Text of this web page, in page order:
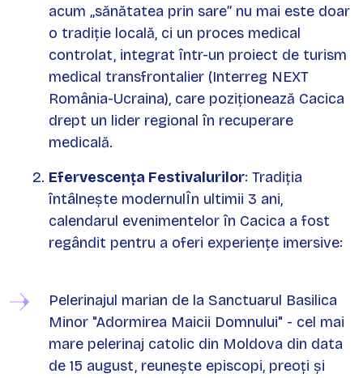
acum „sănătatea prin sare” nu mai este doar
o tradiție locală, ci un proces medical
controlat, integrat într-un proiect de turism
medical transfrontalier (Interreg NEXT
România-Ucraina), care poziționează Cacica
drept un lider regional în recuperare
medicală.
Efervescența Festivalurilor: Tradiția
întâlnește modernulÎn ultimii 3 ani,
calendarul evenimentelor în Cacica a fost
regândit pentru a oferi experiențe imersive:
Pelerinajul marian de la Sanctuarul Basilica
Minor "Adormirea Maicii Domnului" - cel mai
mare pelerinaj catolic din Moldova din data
de 15 august, reuneşte episcopi, preoți și